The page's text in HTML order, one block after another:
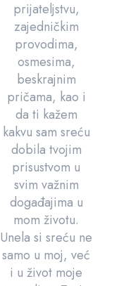
prijateljstvu,
zajedničkim
provodima,
osmesima,
beskrajnim
pričama, kao i
da ti kažem
kakvu sam sreću
dobila tvojim
prisustvom u
svim važnim
događajima u
mom životu.
Unela si sreću ne
samo u moj, već
i u život moje